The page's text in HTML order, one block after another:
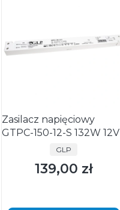
Zasilacz napięciowy
GTPC-150-12-S 132W 12V
PRODUCENT
GLP
Cena
139,00 zł